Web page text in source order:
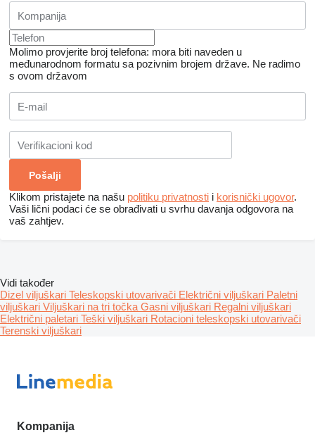
Molimo provjerite broj telefona: mora biti naveden u
međunarodnom formatu sa pozivnim brojem države. Ne radimo
s ovom državom
Klikom pristajete na našu politiku privatnosti i korisnički ugovor.
Vaši lični podaci će se obrađivati ​​u svrhu davanja odgovora na
vaš zahtjev.
Vidi također
Dizel viljuškari Teleskopski utovarivači Električni viljuškari Paletni
viljuškari Viljuškari na tri točka Gasni viljuškari Regalni viljuškari
Električni paletari Teški viljuškari Rotacioni teleskopski utovarivači
Terenski viljuškari
Kompanija